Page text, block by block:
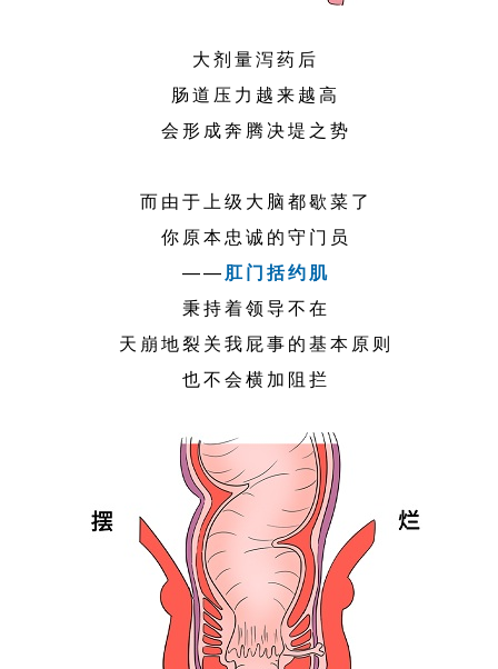
大剂量泻药后
肠道压力越来越高
会形成奔腾决堤之势
而由于上级大脑都歇菜了
你原本忠诚的守门员
——肛门括约肌
秉持着领导不在
天崩地裂关我屁事的基本原则
也不会横加阻拦